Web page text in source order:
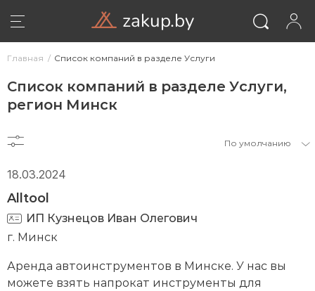
zakup.by
Главная Список компаний в разделе Услуги
Список компаний в разделе Услуги,
регион Минск
По умолчанию
18.03.2024
Alltool
ИП Кузнецов Иван Олегович
г. Минск
Аренда автоинструментов в Минске. У нас вы
можете взять напрокат инструменты для